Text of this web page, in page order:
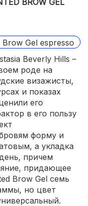
BROW GEL
Beverly Hills –
роде на
визажисты,
и показах
его
в его пользу
форму и
а укладка
причем
придающее
Brow Gel семь
но цвет